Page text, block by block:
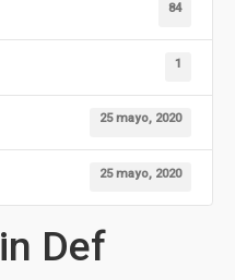
84
1
25 mayo, 2020
25 mayo, 2020
Def